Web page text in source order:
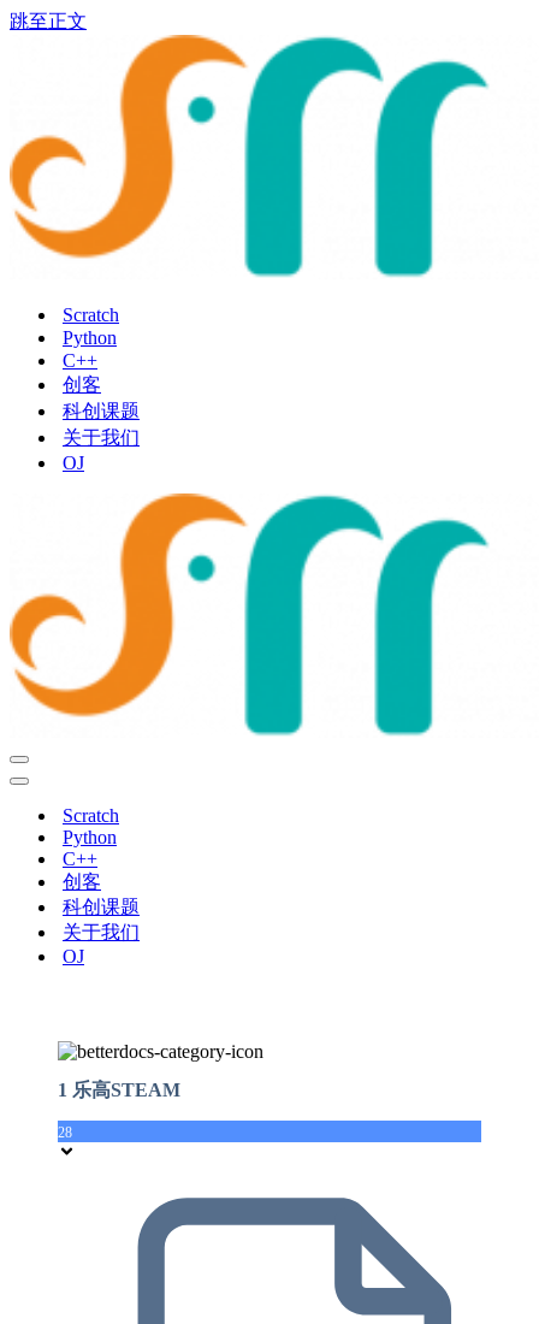
跳至正文
Scratch
Python
C++
创客
科创课题
关于我们
OJ
导
航
导
Scratch
Python
C++
创客
科创课题
关于我们
OJ
1 乐高STEAM
28